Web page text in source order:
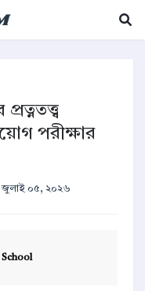
পরীক্ষার
জুলাই ০৫, ২০২৬